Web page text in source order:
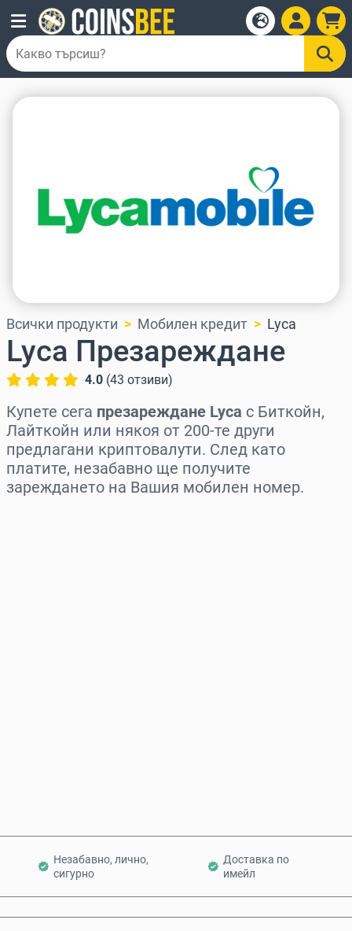
Всички продукти Мобилен кредит Lyca
Lyca Презареждане
4.0 (43 отзиви)
Купете сега презареждане Lyca с Биткойн,
Лайткойн или някоя от 200-те други
предлагани криптовалути. След като
платите, незабавно ще получите
зареждането на Вашия мобилен номер.
Незабавно, лично,
сигурно
Доставка по
имейл